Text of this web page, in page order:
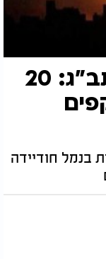
בתגובה על הטיל בנתב"ג: 20
בנמל חודיידה